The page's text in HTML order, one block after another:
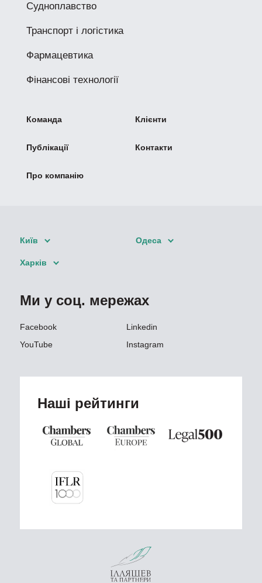
Судноплавство
Транспорт і логістика
Фармацевтика
Фінансові технології
Команда Клієнти
Публікації Контакти
Про компанію
Київ Одеса
Харків
Ми у соц. мережах
Facebook
Linkedin
YouTube
Instagram
Наші рейтинги